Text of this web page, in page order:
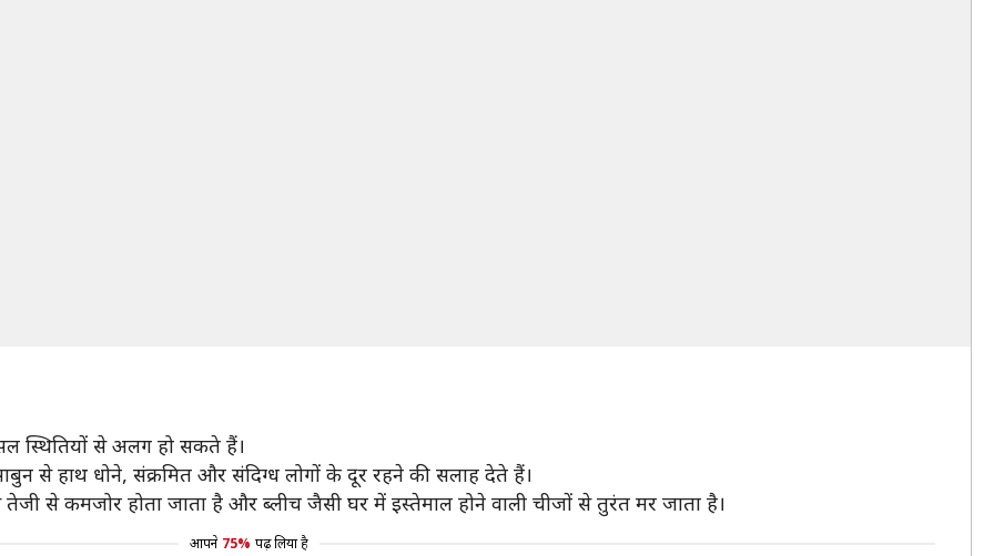
स्थितियों से अलग हो सकते हैं।
से हाथ धोने, संक्रमित और संदिग्ध लोगों के दूर रहने की सलाह देते हैं।
से कमजोर होता जाता है और ब्लीच जैसी घर में इस्तेमाल होने वाली चीजों से तुरंत मर जाता है।
आपने 75% पढ़ लिया है